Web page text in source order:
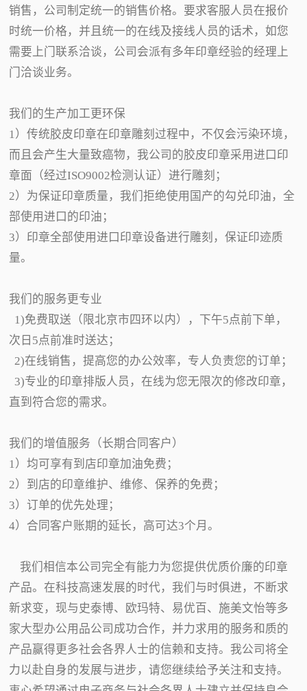
销售，公司制定统一的销售价格。要求客服人员在报价
时统一价格，并且统一的在线及接线人员的话术，如您
需要上门联系洽谈，公司会派有多年印章经验的经理上
门洽谈业务。
我们的生产加工更环保
1）传统胶皮印章在印章雕刻过程中，不仅会污染环境，
而且会产生大量致癌物，我公司的胶皮印章采用进口印
章面（经过ISO9002检测认证）进行雕刻；
2）为保证印章质量，我们拒绝使用国产的勾兑印油，全
部使用进口的印油；
3）印章全部使用进口印章设备进行雕刻，保证印迹质
量。
我们的服务更专业
1)免费取送（限北京市四环以内），下午5点前下单，
次日5点前准时送达；
2)在线销售，提高您的办公效率，专人负责您的订单；
3)专业的印章排版人员，在线为您无限次的修改印章，
直到符合您的需求。
我们的增值服务（长期合同客户）
1）均可享有到店印章加油免费；
2）到店的印章维护、维修、保养的免费；
3）订单的优先处理；
4）合同客户账期的延长，高可达3个月。
我们相信本公司完全有能力为您提供优质价廉的印章
产品。在科技高速发展的时代，我们与时俱进，不断求
新求变，现与史泰博、欧玛特、易优百、施美文怡等多
家大型办公用品公司成功合作，并力求用的服务和质的
产品赢得更多社会各界人士的信赖和支持。我公司将全
力以赴自身的发展与进步，请您继续给予关注和支持。